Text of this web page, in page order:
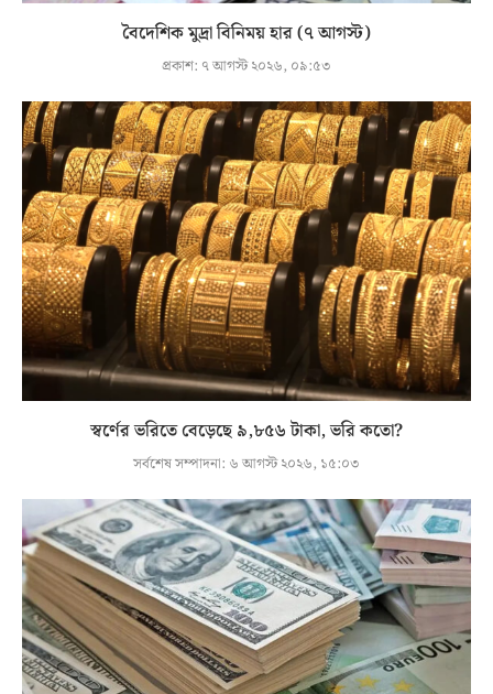
বৈদেশিক মুদ্রা বিনিময় হার (৭ আগস্ট)
প্রকাশ: ৭ আগস্ট ২০২৬, ০৯:৫৩
স্বর্ণের ভরিতে বেড়েছে ৯,৮৫৬ টাকা, ভরি কতো?
সর্বশেষ সম্পাদনা: ৬ আগস্ট ২০২৬, ১৫:০৩